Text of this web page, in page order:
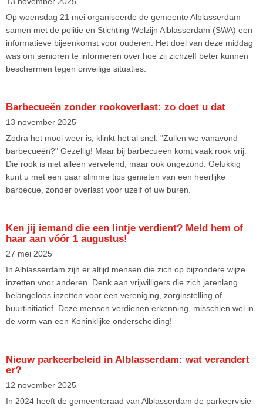
Op woensdag 21 mei organiseerde de gemeente Alblasserdam
samen met de politie en Stichting Welzijn Alblasserdam (SWA) een
informatieve bijeenkomst voor ouderen. Het doel van deze middag
was om senioren te informeren over hoe zij zichzelf beter kunnen
beschermen tegen onveilige situaties.
Barbecueën zonder rookoverlast: zo doet u dat
13 november 2025
Zodra het mooi weer is, klinkt het al snel: "Zullen we vanavond
barbecueën?" Gezellig! Maar bij barbecueën komt vaak rook vrij.
Die rook is niet alleen vervelend, maar ook ongezond. Gelukkig
kunt u met een paar slimme tips genieten van een heerlijke
barbecue, zonder overlast voor uzelf of uw buren.
Ken jij iemand die een lintje verdient? Meld hem of
haar aan vóór 1 augustus!
27 mei 2025
In Alblasserdam zijn er altijd mensen die zich op bijzondere wijze
inzetten voor anderen. Denk aan vrijwilligers die zich jarenlang
belangeloos inzetten voor een vereniging, zorginstelling of
buurtinitiatief. Deze mensen verdienen erkenning, misschien wel in
de vorm van een Koninklijke onderscheiding!
Nieuw parkeerbeleid in Alblasserdam: wat verandert
er?
12 november 2025
In 2024 heeft de gemeenteraad van Alblasserdam de parkeervisie